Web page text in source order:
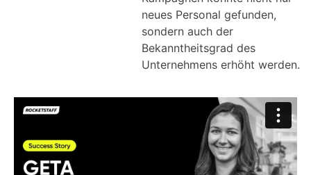
neues Personal gefunden,
sondern auch der
Bekanntheitsgrad des
Unternehmens erhöht werden.